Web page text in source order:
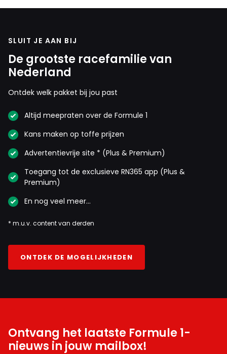
SLUIT JE AAN BIJ
De grootste racefamilie van
Nederland
Ontdek welk pakket bij jou past
Altijd meepraten over de Formule 1
Kans maken op toffe prijzen
Advertentievrije site * (Plus & Premium)
Toegang tot de exclusieve RN365 app (Plus &
Premium)
En nog veel meer…
* m.u.v. content van derden
ONTDEK DE MOGELIJKHEDEN
Ontvang het laatste Formule 1-
nieuws in jouw mailbox!